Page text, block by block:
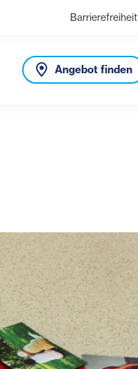
Barrierefreiheit
Angebot finden